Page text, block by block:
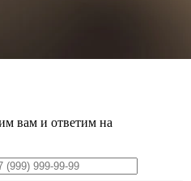
вам и ответим на